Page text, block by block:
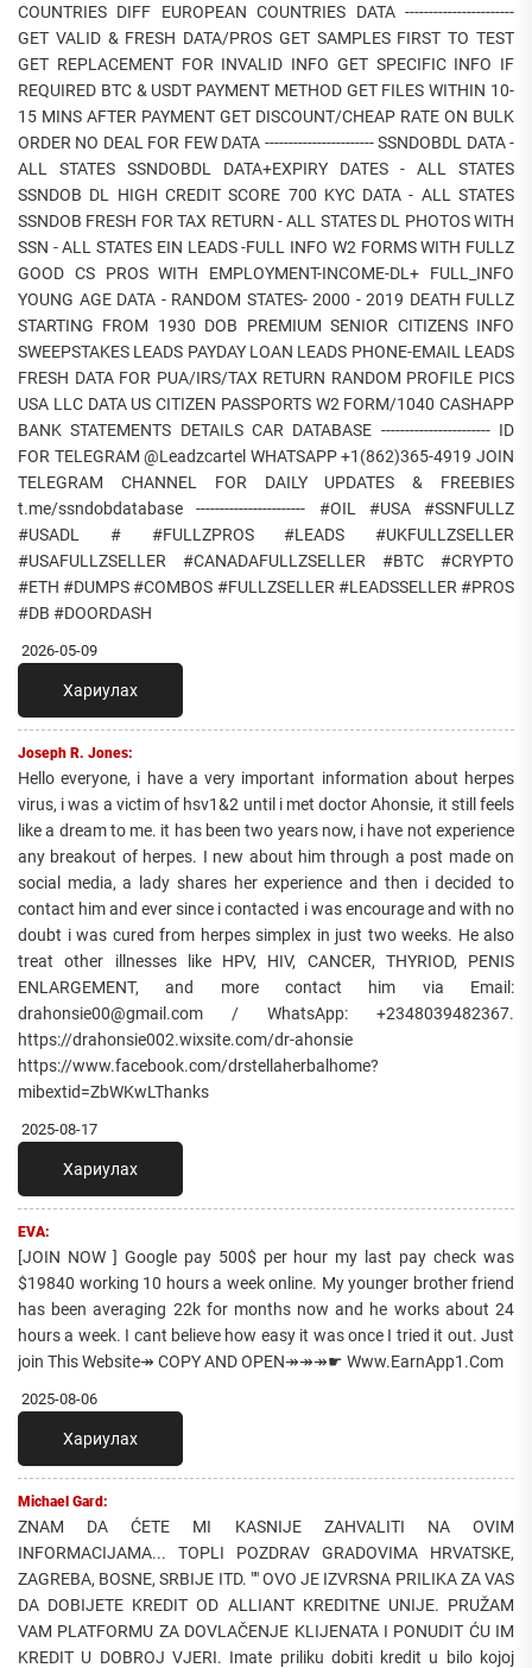
COUNTRIES DIFF EUROPEAN COUNTRIES DATA -----------------------
GET VALID & FRESH DATA/PROS GET SAMPLES FIRST TO TEST
GET REPLACEMENT FOR INVALID INFO GET SPECIFIC INFO IF
REQUIRED BTC & USDT PAYMENT METHOD GET FILES WITHIN 10-
15 MINS AFTER PAYMENT GET DISCOUNT/CHEAP RATE ON BULK
ORDER NO DEAL FOR FEW DATA ----------------------- SSNDOBDL DATA -
ALL STATES SSNDOBDL DATA+EXPIRY DATES - ALL STATES
SSNDOB DL HIGH CREDIT SCORE 700 KYC DATA - ALL STATES
SSNDOB FRESH FOR TAX RETURN - ALL STATES DL PHOTOS WITH
SSN - ALL STATES EIN LEADS -FULL INFO W2 FORMS WITH FULLZ
GOOD CS PROS WITH EMPLOYMENT-INCOME-DL+ FULL_INFO
YOUNG AGE DATA - RANDOM STATES- 2000 - 2019 DEATH FULLZ
STARTING FROM 1930 DOB PREMIUM SENIOR CITIZENS INFO
SWEEPSTAKES LEADS PAYDAY LOAN LEADS PHONE-EMAIL LEADS
FRESH DATA FOR PUA/IRS/TAX RETURN RANDOM PROFILE PICS
USA LLC DATA US CITIZEN PASSPORTS W2 FORM/1040 CASHAPP
BANK STATEMENTS DETAILS CAR DATABASE ----------------------- ID
FOR TELEGRAM @Leadzcartel WHATSAPP +1(862)365-4919 JOIN
TELEGRAM CHANNEL FOR DAILY UPDATES & FREEBIES
t.me/ssndobdatabase ----------------------- #OIL #USA #SSNFULLZ
#USADL # #FULLZPROS #LEADS #UKFULLZSELLER
#USAFULLZSELLER #CANADAFULLZSELLER #BTC #CRYPTO
#ETH #DUMPS #COMBOS #FULLZSELLER #LEADSSELLER #PROS
#DB #DOORDASH
2026-05-09
Хариулах
Joseph R. Jones:
Hello everyone, i have a very important information about herpes
virus, i was a victim of hsv1&2 until i met doctor Ahonsie, it still feels
like a dream to me. it has been two years now, i have not experience
any breakout of herpes. I new about him through a post made on
social media, a lady shares her experience and then i decided to
contact him and ever since i contacted i was encourage and with no
doubt i was cured from herpes simplex in just two weeks. He also
treat other illnesses like HPV, HIV, CANCER, THYRIOD, PENIS
ENLARGEMENT, and more contact him via Email:
drahonsie00@gmail.com / WhatsApp: +2348039482367.
https://drahonsie002.wixsite.com/dr-ahonsie
https://www.facebook.com/drstellaherbalhome?
mibextid=ZbWKwLThanks
2025-08-17
Хариулах
EVA:
[JOIN NOW ] Google pay 500$ per hour my last pay check was
$19840 working 10 hours a week online. My younger brother friend
has been averaging 22k for months now and he works about 24
hours a week. I cant believe how easy it was once I tried it out. Just
join This Website↠ COPY AND OPEN↠↠↠☛ Www.EarnApp1.Com
2025-08-06
Хариулах
Michael Gard:
ZNAM DA ĆETE MI KASNIJE ZAHVALITI NA OVIM
INFORMACIJAMA... TOPLI POZDRAV GRADOVIMA HRVATSKE,
ZAGREBA, BOSNE, SRBIJE ITD. "" OVO JE IZVRSNA PRILIKA ZA VAS
DA DOBIJETE KREDIT OD ALLIANT KREDITNE UNIJE. PRUŽAM
VAM PLATFORMU ZA DOVLAČENJE KLIJENATA I PONUDIT ĆU IM
KREDIT U DOBROJ VJERI. Imate priliku dobiti kredit u bilo kojoj